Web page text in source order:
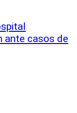
ante casos de